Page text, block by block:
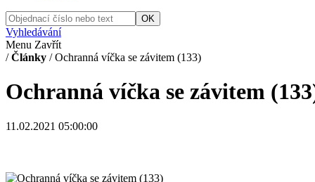
OK
Vyhledávání
Menu Zavřít
/ Články /Ochranná víčka se závitem (133)
Ochranná víčka se závitem
11.02.2021 05:00:00